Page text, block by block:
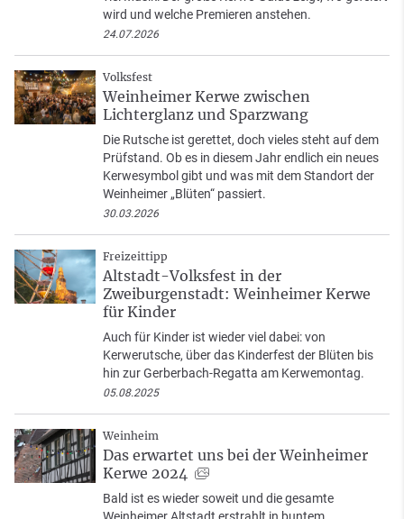
wird und welche Premieren anstehen.
24.07.2026
Volksfest
Weinheimer Kerwe zwischen
Lichterglanz und Sparzwang
Die Rutsche ist gerettet, doch vieles steht auf dem
Prüfstand. Ob es in diesem Jahr endlich ein neues
Kerwesymbol gibt und was mit dem Standort der
Weinheimer „Blüten“ passiert.
30.03.2026
Freizeittipp
Altstadt-Volksfest in der
Zweiburgenstadt: Weinheimer Kerwe
für Kinder
Auch für Kinder ist wieder viel dabei: von
Kerwerutsche, über das Kinderfest der Blüten bis
hin zur Gerberbach-Regatta am Kerwemontag.
05.08.2025
Weinheim
Das erwartet uns bei der Weinheimer
Kerwe 2024
Bald ist es wieder soweit und die gesamte